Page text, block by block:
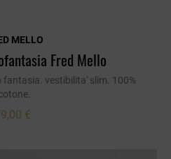
MELLO
Fred Mello
vestibilita' slim. 100%
€